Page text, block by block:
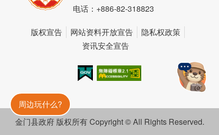
电话：+886-82-318823
版权宣告 网站资料开放宣告
隐私权政策
资讯安全宣告
金门县政府 版权所有 Copyright © All Rights Reserved.
周边玩什么?